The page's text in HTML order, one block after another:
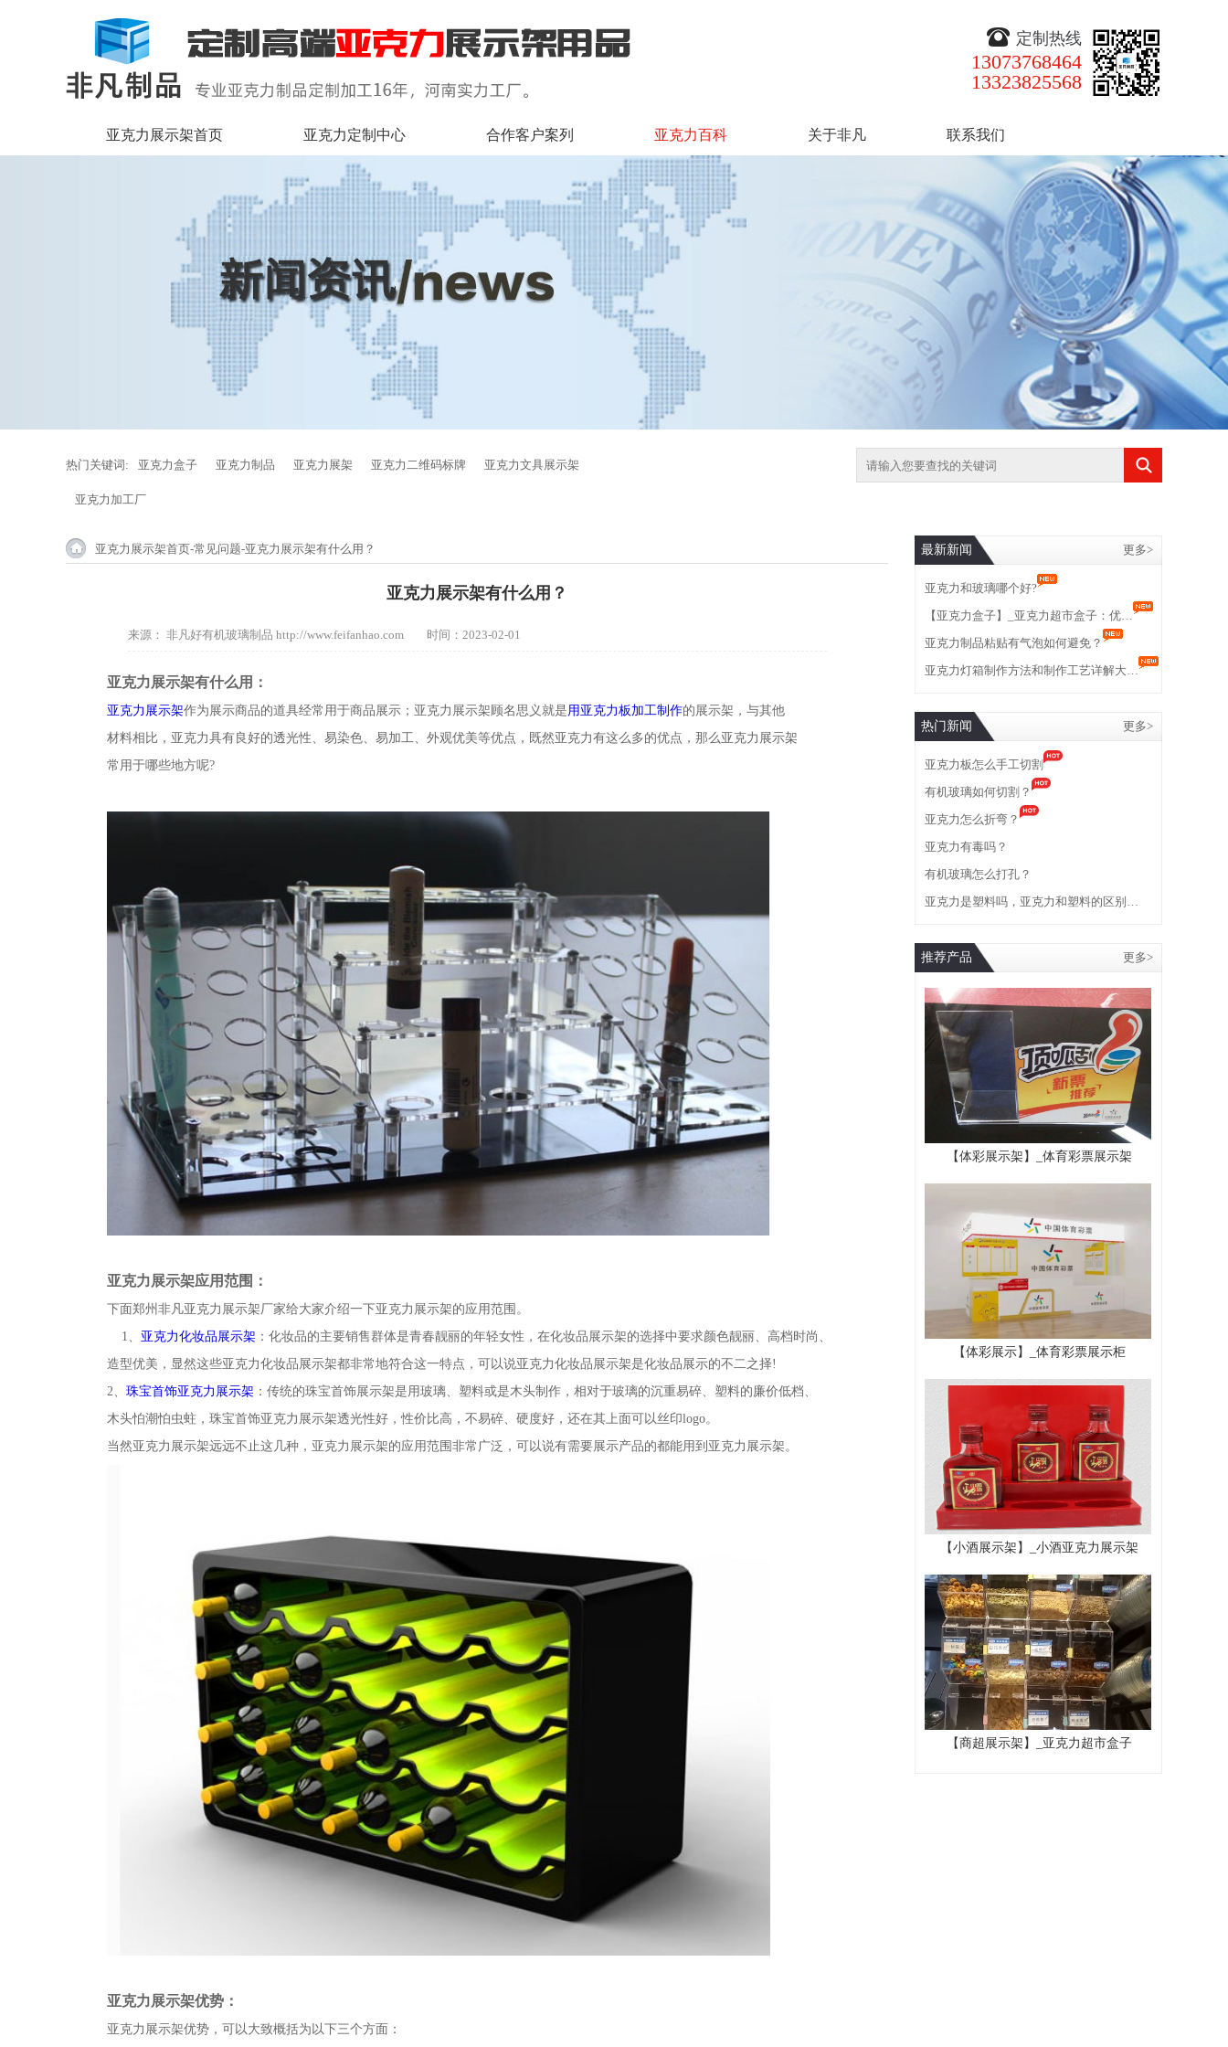
定制热线
13073768464
13323825568
亚克力展示架首页 亚克力定制中心 合作客户案列 亚克力百科 关于非凡 联系我们
热门关键词: 亚克力盒子 亚克力制品 亚克力展架 亚克力二维码标牌 亚克力文具展示架
亚克力加工厂
亚克力展示架首页-常见问题-亚克力展示架有什么用？
亚克力展示架有什么用？
来源： 非凡好有机玻璃制品 http://www.feifanhao.com 时间：2023-02-01
亚克力展示架有什么用：
亚克力展示架作为展示商品的道具经常用于商品展示；亚克力展示架顾名思义就是用亚克力板加工制作的展示架，与其他
材料相比，亚克力具有良好的透光性、易染色、易加工、外观优美等优点，既然亚克力有这么多的优点，那么亚克力展示架
常用于哪些地方呢?
亚克力展示架应用范围：
下面郑州非凡亚克力展示架厂家给大家介绍一下亚克力展示架的应用范围。
1、 亚克力化妆品展示架 ：化妆品的主要销售群体是青春靓丽的年轻女性，在化妆品展示架的选择中要求颜色靓丽、高档时尚、
造型优美，显然这些亚克力化妆品展示架都非常地符合这一特点，可以说亚克力化妆品展示架是化妆品展示的不二之择!
2、 珠宝首饰亚克力展示架 ：传统的珠宝首饰展示架是用玻璃、塑料或是木头制作，相对于玻璃的沉重易碎、塑料的廉价低档、
木头怕潮怕虫蛀，珠宝首饰亚克力展示架透光性好，性价比高，不易碎、硬度好，还在其上面可以丝印logo。
当然亚克力展示架远远不止这几种，亚克力展示架的应用范围非常广泛，可以说有需要展示产品的都能用到亚克力展示架。
亚克力展示架优势：
亚克力展示架优势，可以大致概括为以下三个方面：
最新新闻 更多>
亚克力和玻璃哪个好?
【亚克力盒子】_亚克力超市盒子：优…
亚克力制品粘贴有气泡如何避免？
亚克力灯箱制作方法和制作工艺详解大…
热门新闻 更多>
亚克力板怎么手工切割
有机玻璃如何切割？
亚克力怎么折弯？
亚克力有毒吗？
有机玻璃怎么打孔？
亚克力是塑料吗，亚克力和塑料的区别…
推荐产品 更多>
【体彩展示架】_体育彩票展示架
【体彩展示】_体育彩票展示柜
【小酒展示架】_小酒亚克力展示架
【商超展示架】_亚克力超市盒子